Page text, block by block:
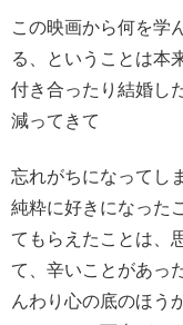
この映画から何を学
る、ということは本
付き合ったり結婚し
減ってきて
忘れがちになってし
純粋に好きになった
てもらえたことは、
て、辛いことがあっ
んわり心の底のほう